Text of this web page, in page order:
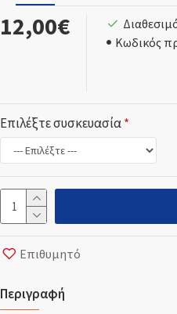
12,00€
Κωδικός
Επιλέξτε συσκευασία
Επιθυμητό
Περιγραφή